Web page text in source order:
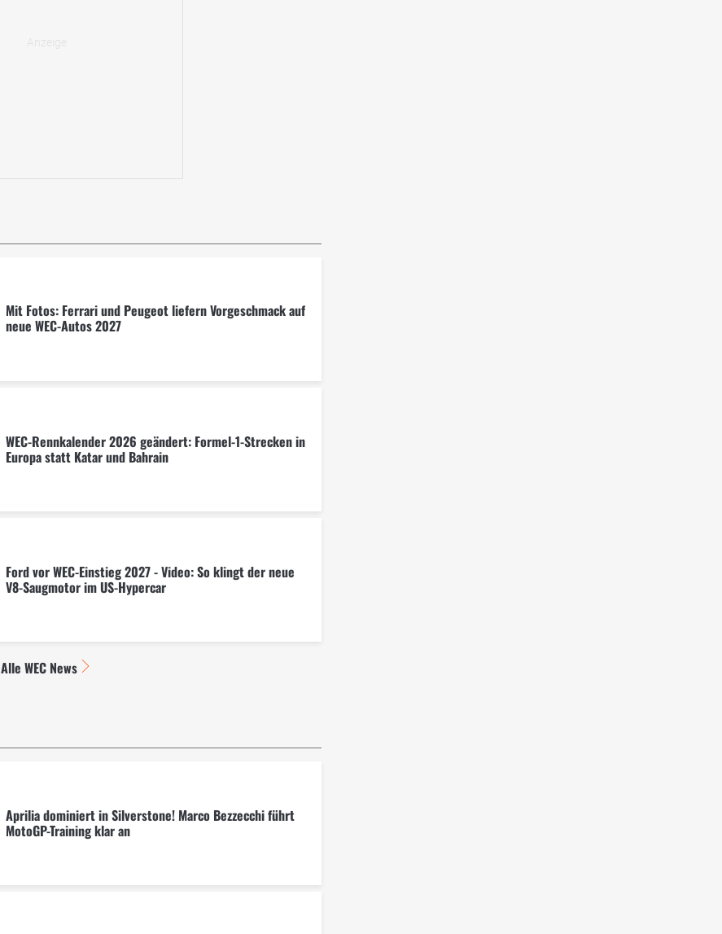
Mit Fotos: Ferrari und Peugeot liefern Vorgeschmack auf
neue WEC-Autos 2027
WEC-Rennkalender 2026 geändert: Formel-1-Strecken in
Europa statt Katar und Bahrain
Ford vor WEC-Einstieg 2027 - Video: So klingt der neue
V8-Saugmotor im US-Hypercar
Alle WEC News
Aprilia dominiert in Silverstone! Marco Bezzecchi führt
MotoGP-Training klar an